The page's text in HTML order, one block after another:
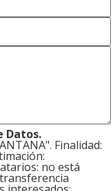
Datos.
Finalidad:
no está